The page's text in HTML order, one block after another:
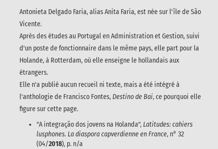
Antonieta Delgado Faria, alias Anita Faria, est née sur l'île de São
Vicente.
Après des études au Portugal en Administration et Gestion, suivi
d'un poste de fonctionnaire dans le même pays, elle part pour la
Holande, à Rotterdam, où elle enseigne le hollandais aux
étrangers.
Elle n'a publié aucun recueil ni texte, mais a été intégré à
l'anthologie de Francisco Fontes,Destino de Bai, ce pourquoi elle
figure sur cette page.
"A integração dos jovens na Holanda",Latitudes: cahiers
lusphones. La diaspora capverdienne en France, n° 32
(04/2018), p. n/a